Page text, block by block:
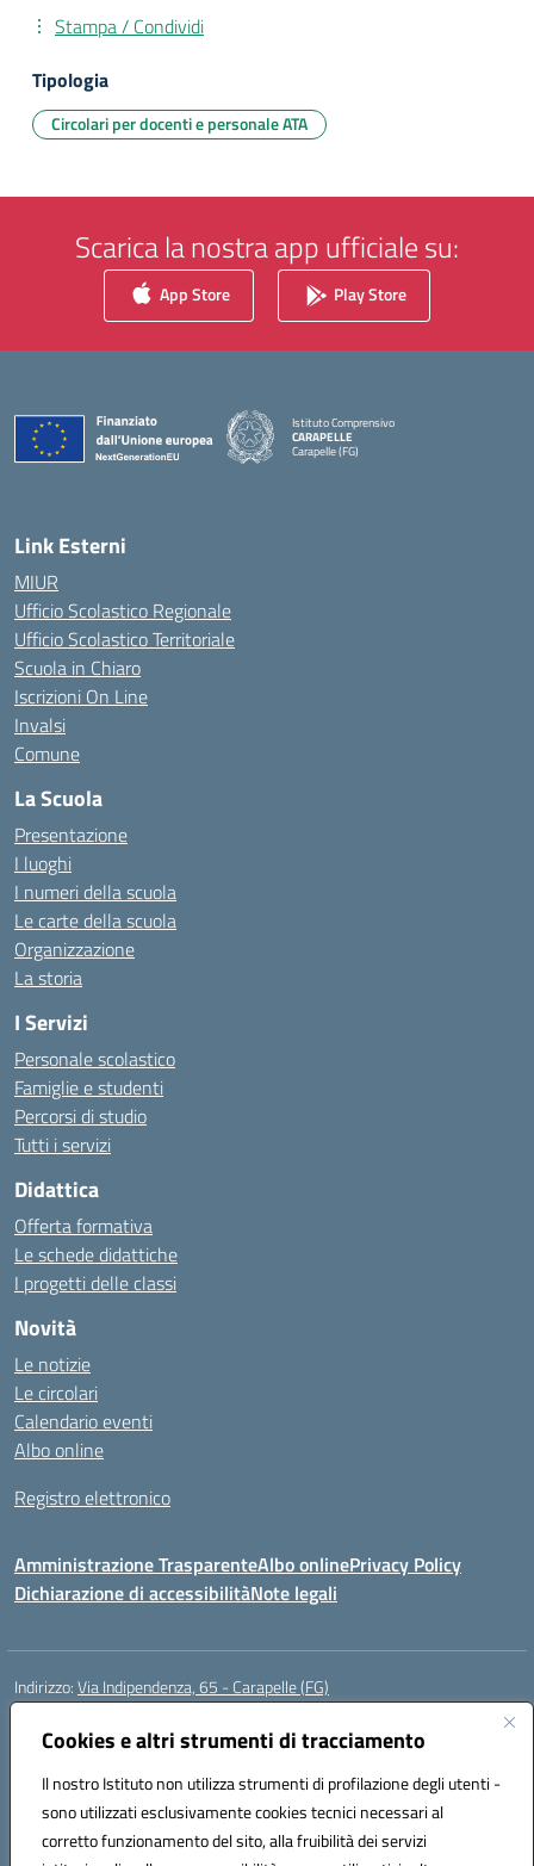
Cookies e altri strumenti di tracciamento
Il nostro Istituto non utilizza strumenti di profilazione degli utenti -
sono utilizzati esclusivamente cookies tecnici necessari al
corretto funzionamento del sito, alla fruibilità dei servizi
Stampa / Condividi
Tipologia
Circolari per docenti e personale ATA
Scarica la nostra app ufficiale su:
App Store Play Store
Istituto Comprensivo
CARAPELLE
Carapelle (FG)
— Visita la pagina iniziale della scuola
Link Esterni
MIUR
Ufficio Scolastico Regionale
Ufficio Scolastico Territoriale
Scuola in Chiaro
Iscrizioni On Line
Invalsi
Comune
La Scuola
Presentazione
I luoghi
I numeri della scuola
Le carte della scuola
Organizzazione
La storia
I Servizi
Personale scolastico
Famiglie e studenti
Percorsi di studio
Tutti i servizi
Didattica
Offerta formativa
Le schede didattiche
I progetti delle classi
Novità
Le notizie
Le circolari
Calendario eventi
Albo online
Registro elettronico
Amministrazione TrasparenteAlbo onlinePrivacy Policy
Dichiarazione di accessibilitàNote legali
Indirizzo:Via Indipendenza, 65 - Carapelle (FG)
Centralino:
Posta elettronica certificata (PEC):fgic822001@pec.istruzione.it
Codice fiscale: 90015720718
Codice meccanografico:FGIC822001
Codice Indice delle Pubbliche Amministrazioni (IPA): istsc_fgic822001
Codice unico di fatturazione (CUF): UFSLF2